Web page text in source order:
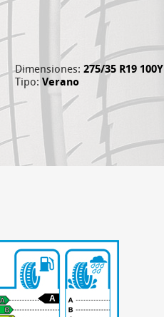
Dimensiones: 275/35 R19 100Y
Tipo: Verano
A